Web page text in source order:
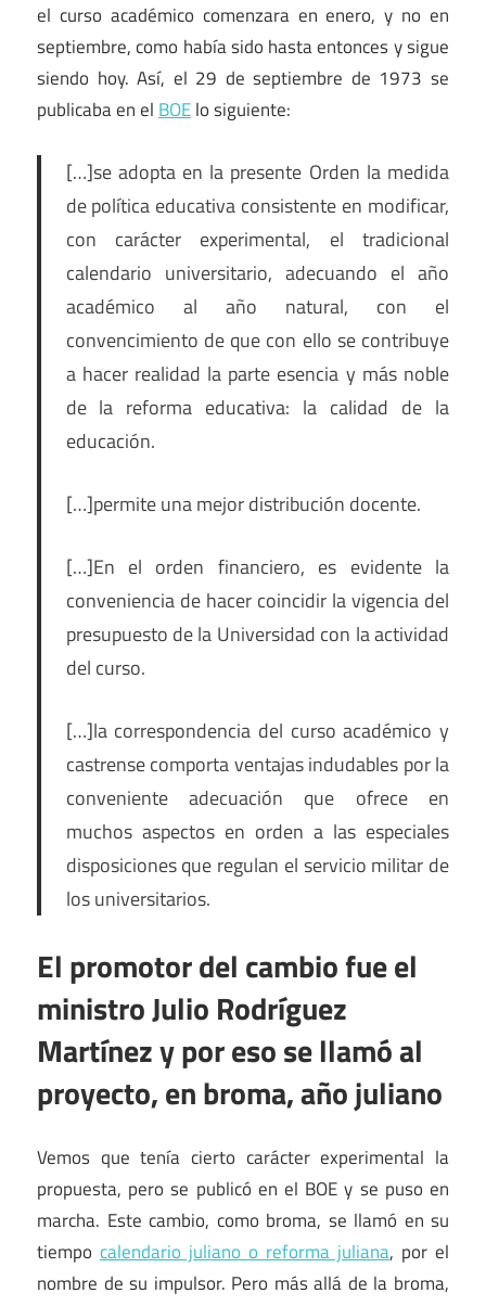
el curso académico comenzara en enero, y no en
septiembre, como había sido hasta entonces y sigue
siendo hoy. Así, el 29 de septiembre de 1973 se
publicaba en elBOElo siguiente:
[…]se adopta en la presente Orden la medida
de política educativa consistente en modificar,
con carácter experimental, el tradicional
calendario universitario, adecuando el año
académico al año natural, con el
convencimiento de que con ello se contribuye
a hacer realidad la parte esencia y más noble
de la reforma educativa: la calidad de la
educación.
[…]permite una mejor distribución docente.
[…]En el orden financiero, es evidente la
conveniencia de hacer coincidir la vigencia del
presupuesto de la Universidad con la actividad
del curso.
[…]la correspondencia del curso académico y
castrense comporta ventajas indudables por la
conveniente adecuación que ofrece en
muchos aspectos en orden a las especiales
disposiciones que regulan el servicio militar de
los universitarios.
El promotor del cambio fue el
ministro Julio Rodríguez
Martínez y por eso se llamó al
proyecto, en broma, año juliano
Vemos que tenía cierto carácter experimental la
propuesta, pero se publicó en el BOE y se puso en
marcha. Este cambio, como broma, se llamó en su
tiempo calendario juliano o reforma juliana, por el
nombre de su impulsor. Pero más allá de la broma,